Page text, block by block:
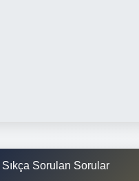
Sıkça Sorulan Sorular